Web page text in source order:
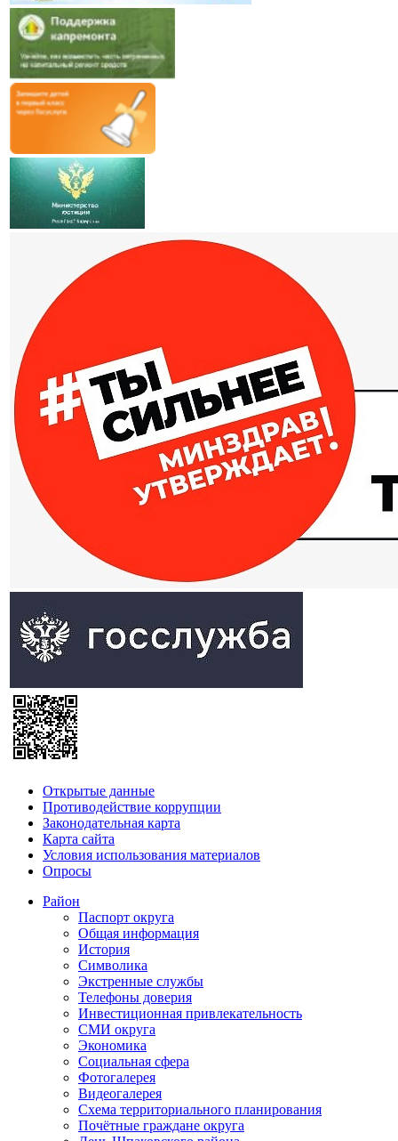
Открытые данные
Противодействие коррупции
Законодательная карта
Карта сайта
Условия использования материалов
Опросы
Район
Паспорт округа
Общая информация
История
Символика
Экстренные службы
Телефоны доверия
Инвестиционная привлекательность
СМИ округа
Экономика
Социальная сфера
Фотогалерея
Видеогалерея
Схема территориального планирования
Почётные граждане округа